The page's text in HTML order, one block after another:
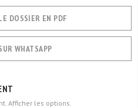
DOSSIER EN PDF
WHATSAPP
Afficher les options.